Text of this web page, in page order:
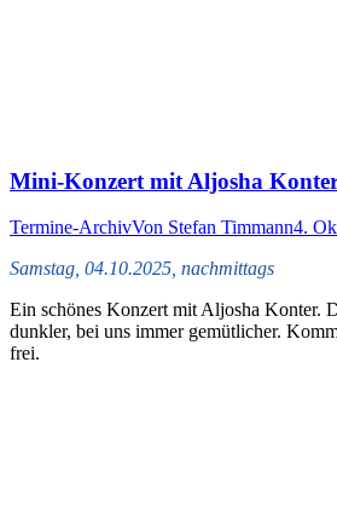
Mini-Konzert mit Aljosha
Termine-ArchivVon Stefan Timmann4.
Samstag, 04.10.2025, nachmittags
Ein schönes Konzert mit Aljosha Konter.
dunkler, bei uns immer gemütlicher.
frei.